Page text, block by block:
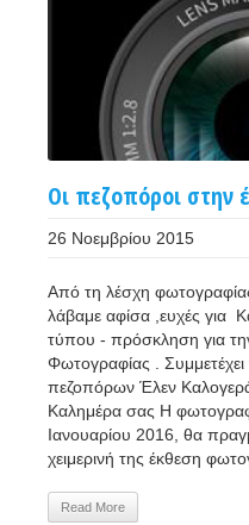
Οι πεζοπόροι στην
26 Νοεμβρίου 2015
Από τη λέσχη
λάβαμε αφίσα ,ευχές για
τύπου - πρόσκληση για
Φωτογραφίας .
πεζοπόρων Έλεν
Καλημέρα σας Η
Ιανουαρίου 2016, θα
χειμερινή της έκθεση
Read More